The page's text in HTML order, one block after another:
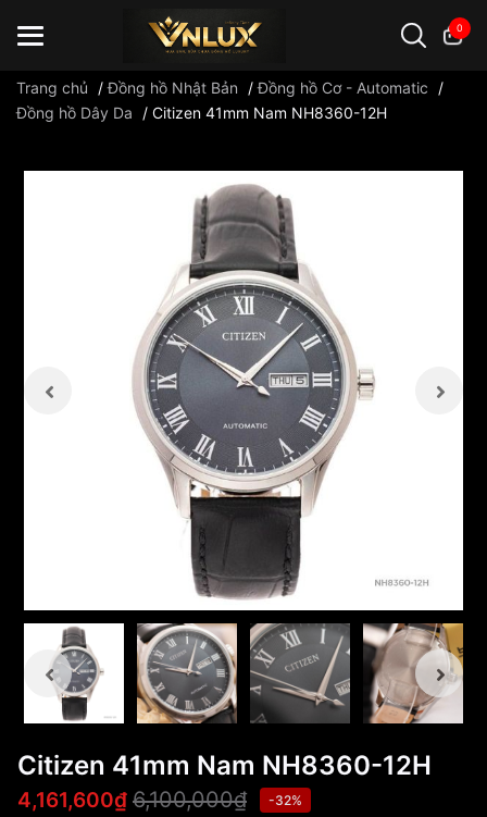
0
Trang chủ /Đồng hồ Nhật Bản /Đồng hồ Cơ - Automatic
/
Đồng hồ Dây Da
/ Citizen 41mm Nam NH8360-12H
Citizen 41mm Nam NH8360-12H
4,161,600₫ 6,100,000₫ -32%